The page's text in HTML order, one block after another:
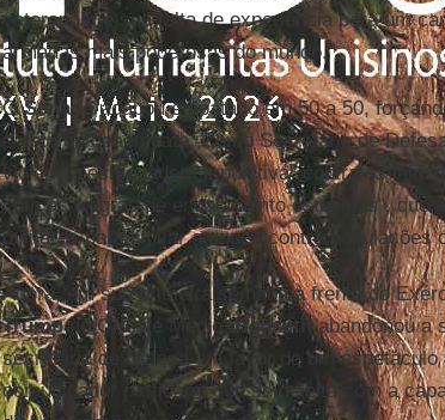
veteranos; e sua falta de experiência para um
armadas mais poderosas do mundo.
OSenadoacabou empatado em 50 a 50,
o voto de desempate. Como Secretário de
violência esmagadora e punitiva" contra os
com as "regras de engajamento estúpidas", que
militares para limitar ataques contra populações
Agora, em sua primeira semana à frente do
Trumpno Oriente Médio,Hegsethabandonou a
secretário de Defesa em favor de um
comunicador partidário que se deleita com a